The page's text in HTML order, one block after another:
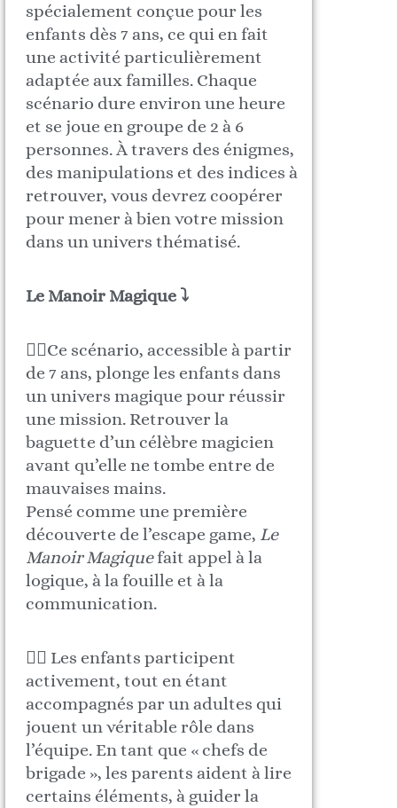
spécialement conçue pour les
enfants dès 7 ans, ce qui en fait
une activité particulièrement
adaptée aux familles. Chaque
scénario dure environ une heure
et se joue en groupe de 2 à 6
personnes. À travers des énigmes,
des manipulations et des indices à
retrouver, vous devrez coopérer
pour mener à bien votre mission
dans un univers thématisé.
Le Manoir Magique ⤵
🧙‍♂️Ce scénario, accessible à partir
de 7 ans, plonge les enfants dans
un univers magique pour réussir
une mission. Retrouver la
baguette d’un célèbre magicien
avant qu’elle ne tombe entre de
mauvaises mains.
Pensé comme une première
découverte de l’escape game, Le
Manoir Magiquefait appel à la
logique, à la fouille et à la
communication.
🧙‍♂️ Les enfants participent
activement, tout en étant
accompagnés par un adultes qui
jouent un véritable rôle dans
l’équipe. En tant que « chefs de
brigade », les parents aident à lire
certains éléments, à guider la